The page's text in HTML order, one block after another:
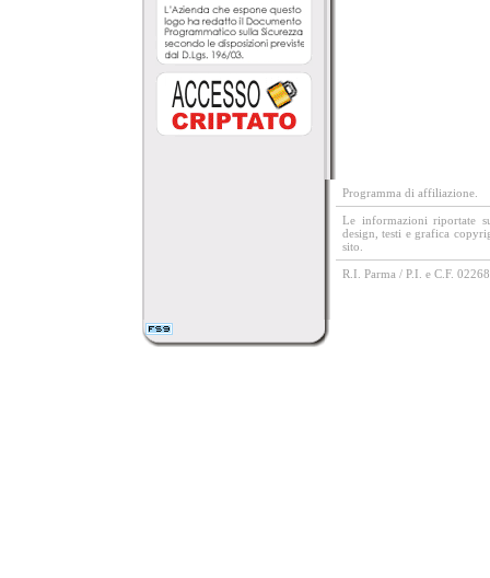
Programma di affiliazione.
Le informazioni riportate
design, testi e grafica
sito.
R.I. Parma / P.I. e C.F.